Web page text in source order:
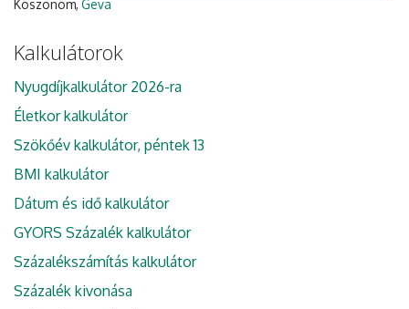
Köszönöm, Geva
Kalkulátorok
Nyugdíjkalkulátor 2026-ra
Életkor kalkulátor
Szökőév kalkulátor, péntek 13
BMI kalkulátor
Dátum és idő kalkulátor
GYORS Százalék kalkulátor
Százalékszámítás kalkulátor
Százalék kivonása